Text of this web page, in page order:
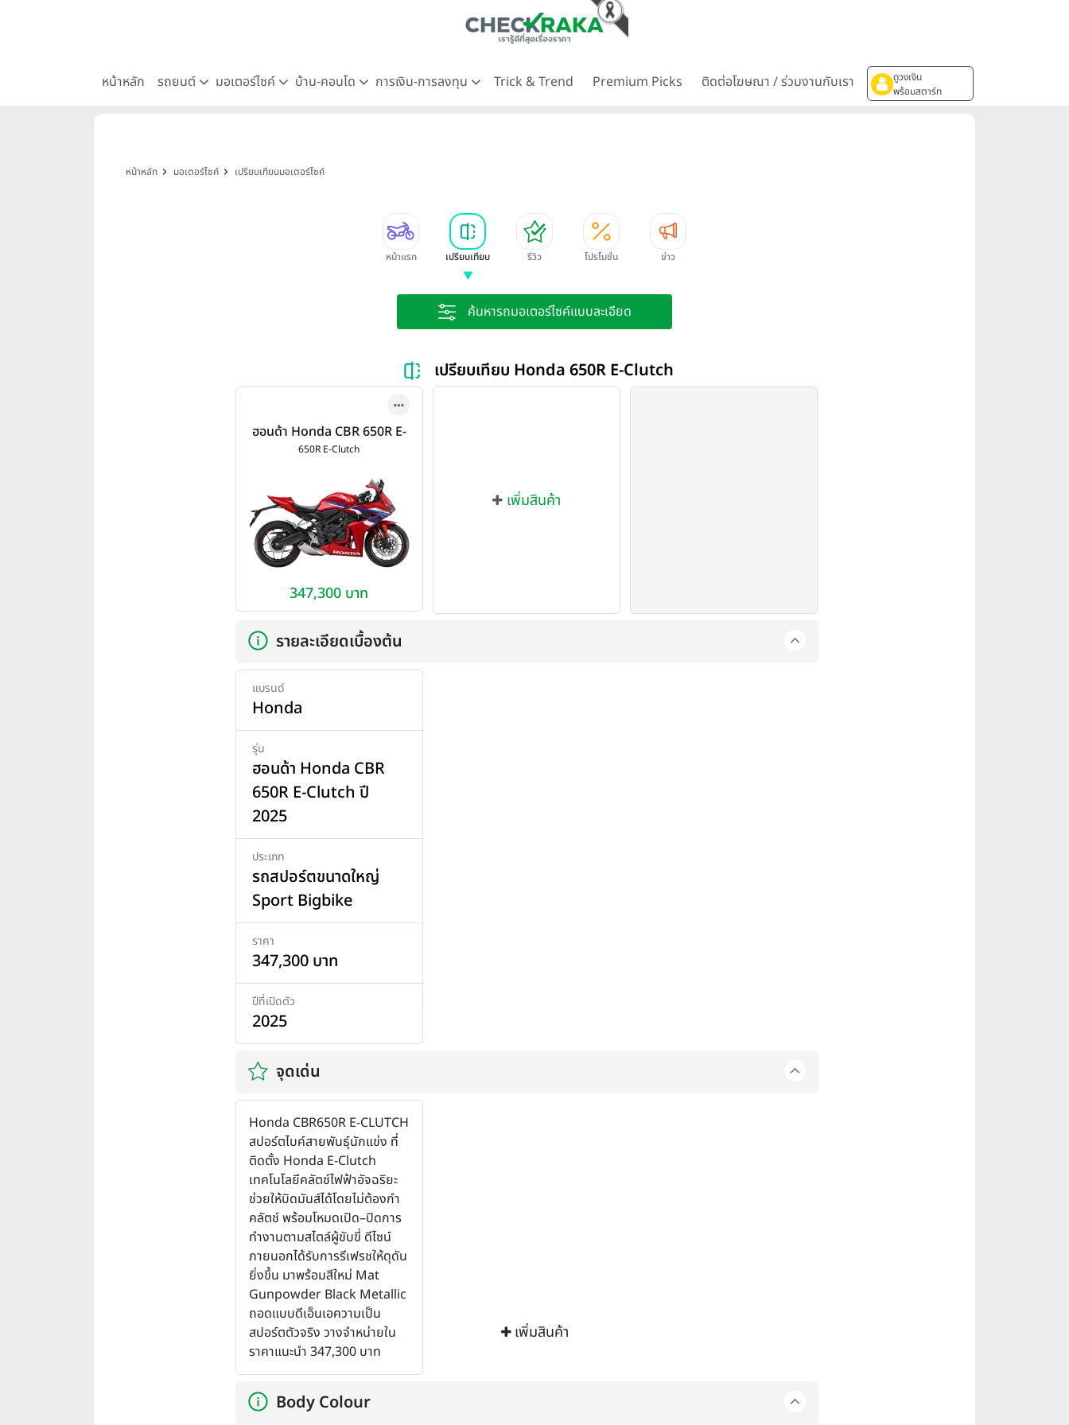
หน้าหลัก รถยนต์ มอเตอร์ไซค์ บ้าน-คอนโด การเงิน-การลงทุน Trick & Trend Premium Picks ติดต่อโฆษณา / ร่วมงานกับเรา
ดูวงเงิน
พร้อมสตาร์ท
หน้าหลัก มอเตอร์ไซค์ เปรียบเทียบมอเตอร์ไซค์
หน้าแรก เปรียบเทียบ รีวิว โปรโมชั่น ข่าว
ค้นหารถมอเตอร์ไซค์แบบละเอียด
เปรียบเทียบ Honda 650R E-Clutch
ฮอนด้า Honda CBR 650R E-
Clutch ปี 2025
650R E-Clutch
347,300 บาท
เพิ่มสินค้า
เพิ่มสินค้า
รายละเอียดเบื้องต้น
แบรนด์
Honda
รุ่น
ฮอนด้า Honda CBR
650R E-Clutch ปี
2025
ประเภท
รถสปอร์ตขนาดใหญ่
Sport Bigbike
ราคา
347,300 บาท
ปีที่เปิดตัว
2025
จุดเด่น
Honda CBR650R E-CLUTCH
สปอร์ตไบค์สายพันธุ์นักแข่ง ที่
ติดตั้ง Honda E-Clutch
เทคโนโลยีคลัตช์ไฟฟ้าอัจฉริยะ
ช่วยให้บิดมันส์ได้โดยไม่ต้องกำ
คลัตช์ พร้อมโหมดเปิด–ปิดการ
ทำงานตามสไตล์ผู้ขับขี่ ดีไซน์
ภายนอกได้รับการรีเฟรชให้ดุดัน
ยิ่งขึ้น มาพร้อมสีใหม่ Mat
Gunpowder Black Metallic
ถอดแบบดีเอ็นเอความเป็น
สปอร์ตตัวจริง วางจำหน่ายใน
ราคาแนะนำ 347,300 บาท
Body Colour